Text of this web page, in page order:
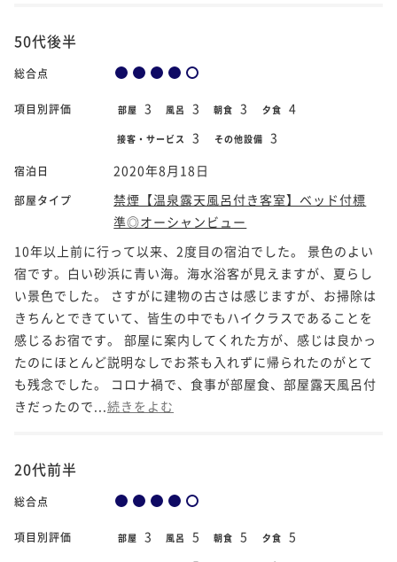
50代後半
総合点
項目別評価 部屋 3 風呂 3 朝食 3 夕食 4
接客・サービス 3 その他設備 3
宿泊日 2020年8月18日
部屋タイプ
禁煙【温泉露天風呂付き客室】ベッド付標
準◎オーシャンビュー
10年以上前に行って以来、2度目の宿泊でした。 景色のよい
宿です。白い砂浜に青い海。海水浴客が見えますが、夏らし
い景色でした。 さすがに建物の古さは感じますが、お掃除は
きちんとできていて、皆生の中でもハイクラスであることを
感じるお宿です。 部屋に案内してくれた方が、感じは良かっ
たのにほとんど説明なしでお茶も入れずに帰られたのがとて
も残念でした。 コロナ禍で、食事が部屋食、部屋露天風呂付
きだったので... 続きをよむ
20代前半
総合点
項目別評価 部屋 3 風呂 5 朝食 5 夕食 5